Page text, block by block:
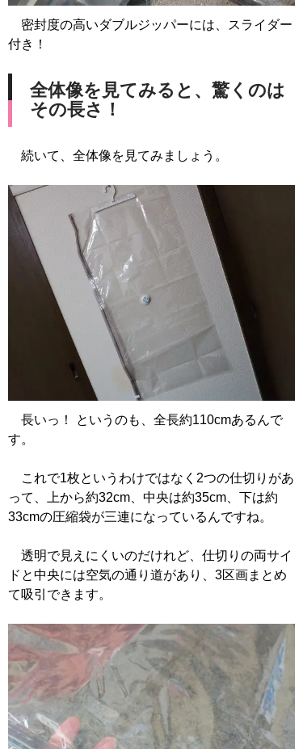
密封度の高いダブルジッパーには、スライダー
付き！
全体像を見てみると、驚くのは
その長さ！
続いて、全体像を見てみましょう。
長いっ！ というのも、全長約110cmあるんで
す。
これで1枚というわけではなく2つの仕切りがあ
って、上から約32cm、中央は約35cm、下は約
33cmの圧縮袋が三連になっているんですね。
透明で見えにくいのだけれど、仕切りの両サイ
ドと中央には空気の通り道があり、3区画まとめ
て吸引できます。